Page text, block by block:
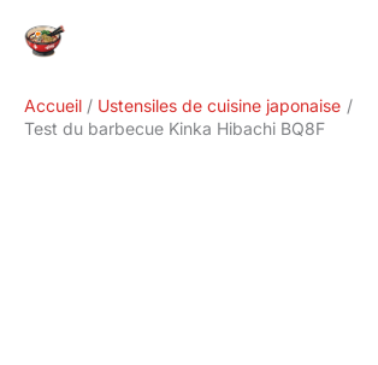
Accueil
Ustensiles de cuisine japonaise
Test du barbecue Kinka Hibachi BQ8F